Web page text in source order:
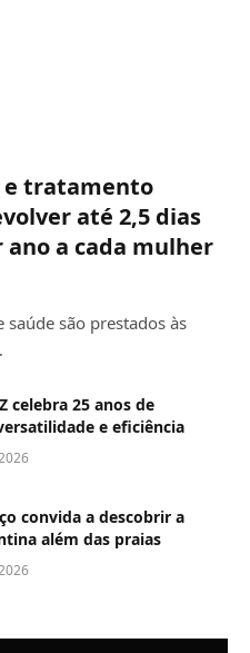
e tratamento
até 2,5 dias
ano a cada mulher
são prestados às
celebra 25 anos de
e eficiência
convida a descobrir a
além das praias